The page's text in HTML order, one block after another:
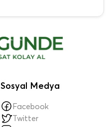
Sosyal Medya
Facebook
Twitter